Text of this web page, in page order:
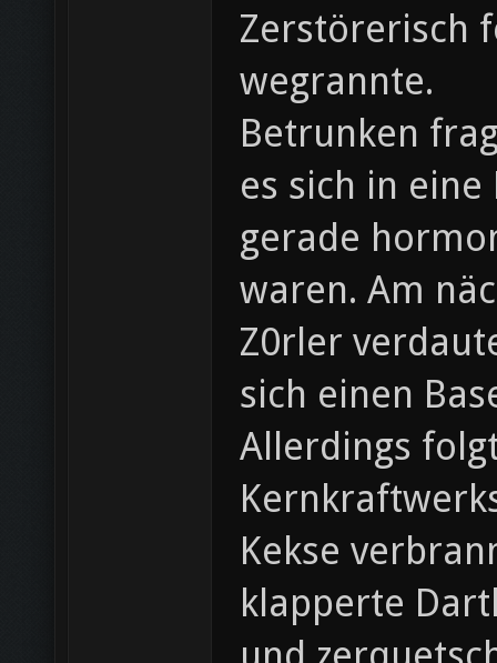
Zerstörerisch
wegrannte.
Betrunken
es sich in
gerade
waren. Am
Z0rler
sich einen
Allerdings
Kekse
klapperte